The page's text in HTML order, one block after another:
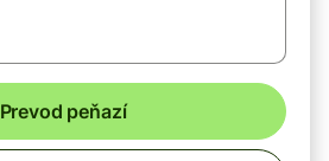
Prevod peňazí